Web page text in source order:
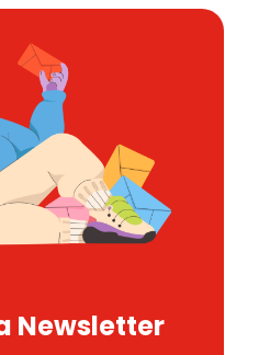
Newsletter